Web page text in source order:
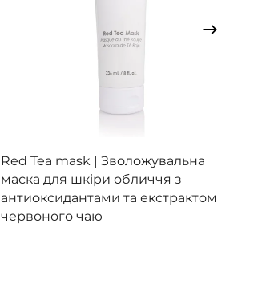
Переглянути
Red Tea mask | Зволожувальна
маска для шкіри обличчя з
антиоксидантами та екстрактом
червоного чаю